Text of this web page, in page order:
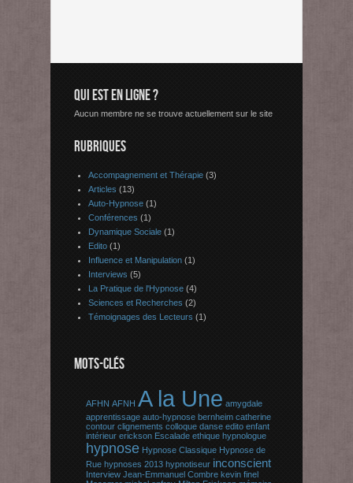
QUI EST EN LIGNE ?
Aucun membre ne se trouve actuellement sur le site
RUBRIQUES
Accompagnement et Thérapie (3)
Articles (13)
Auto-Hypnose (1)
Conférences (1)
Dynamique Sociale (1)
Edito (1)
Influence et Manipulation (1)
Interviews (5)
La Pratique de l'Hypnose (4)
Sciences et Recherches (2)
Témoignages des Lecteurs (1)
MOTS-CLÉS
AFHN AFNH A la Une amygdale
apprentissage auto-hypnose bernheim catherine
contour clignements colloque danse edito enfant
intérieur erickson Escalade ethique hypnologue
hypnose Hypnose Classique Hypnose de
Rue hypnoses 2013 hypnotiseur inconscient
Interview Jean-Emmanuel Combre kevin finel